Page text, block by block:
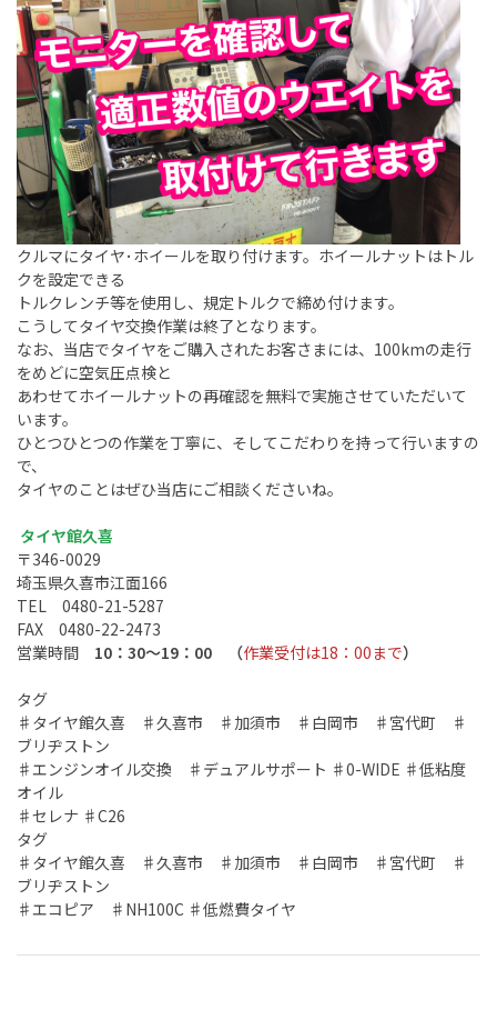
クルマにタイヤ･ホイールを取り付けます。ホイールナットはトル
クを設定できる
トルクレンチ等を使用し、規定トルクで締め付けます。
こうしてタイヤ交換作業は終了となります。
なお、当店でタイヤをご購入されたお客さまには、 100kmの走行
をめどに空気圧点検と
あわせてホイールナットの再確認を無料で実施させていただいて
います。
ひとつひとつの作業を丁寧に、そしてこだわりを持って行いますの
で、
タイヤのことはぜひ当店にご相談くださいね。
タイヤ館久喜
〒346-0029
埼玉県久喜市江面166
TEL 0480-21-5287
FAX 0480-22-2473
営業時間 10：30～19：00 （作業受付は18：00まで）
タグ
♯タイヤ館久喜 ♯久喜市 ♯加須市 ♯白岡市 ♯宮代町 ♯
ブリヂストン
♯エンジンオイル交換 ♯デュアルサポート ♯0-WIDE ♯低粘度
オイル
♯セレナ ♯C26
タグ
♯タイヤ館久喜 ♯久喜市 ♯加須市 ♯白岡市 ♯宮代町 ♯
ブリヂストン
♯エコピア ♯NH100C ♯低燃費タイヤ